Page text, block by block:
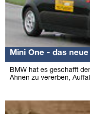
Mini One - das
BMW hat es geschafft
Ahnen zu vererben,